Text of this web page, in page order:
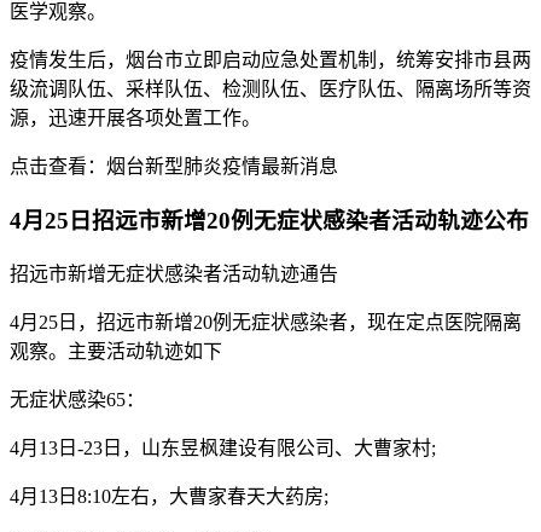
医学观察。
疫情发生后，烟台市立即启动应急处置机制，统筹安排市县两
级流调队伍、采样队伍、检测队伍、医疗队伍、隔离场所等资
源，迅速开展各项处置工作。
点击查看：烟台新型肺炎疫情最新消息
4月25日招远市新增20例无症状感染者活动轨迹公布
招远市新增无症状感染者活动轨迹通告
4月25日，招远市新增20例无症状感染者，现在定点医院隔离
观察。主要活动轨迹如下
无症状感染65：
4月13日-23日，山东昱枫建设有限公司、大曹家村;
4月13日8:10左右，大曹家春天大药房;